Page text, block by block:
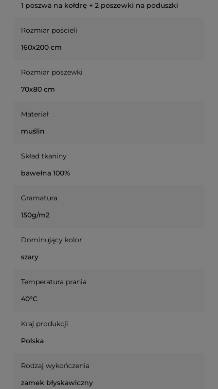
1 poszwa na kołdrę + 2 poszewki na poduszki
Rozmiar pościeli
160x200 cm
Rozmiar poszewki
70x80 cm
Materiał
muślin
Skład tkaniny
bawełna 100%
Gramatura
150g/m2
Dominujący kolor
szary
Temperatura prania
40°C
Kraj produkcji
Polska
Rodzaj wykończenia
zamek błyskawiczny